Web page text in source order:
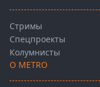
Стримы
Спецпроекты
Колумнисты
О METRO